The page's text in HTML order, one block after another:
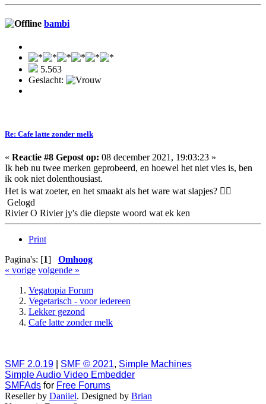
bambi
5.563
Geslacht:
Re: Cafe latte zonder melk
« Reactie #8 Gepost op: 08 december 2021, 19:03:23 »
Ik heb nu twee merken geprobeerd, en hoewel het niet vies is, ben
ik ook niet dolenthousiast.
Het is wat zoeter, en het smaakt als het ware wat slapjes? 🤷‍♀️
Gelogd
Rivier O Rivier jy's die diepste woord wat ek ken
Print
Pagina's: [1] Omhoog
« vorige volgende »
Vegatopia Forum
Vegetarisch - voor iedereen
Lekker gezond
Cafe latte zonder melk
SMF 2.0.19 SMF © 2021, Simple Machines
Simple Audio Video Embedder
SMFAds for Free Forums
Reseller by Daniiel. Designed by Brian